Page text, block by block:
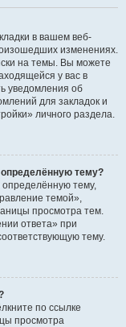
в вашем веб-
изменениях.
на темы. Вы можете
у вас в
уведомления об
для закладок и
личного раздела.
определённую тему?
определённую тему,
темой»,
просмотра тем.
ответа» при
тему.
по ссылке
просмотра